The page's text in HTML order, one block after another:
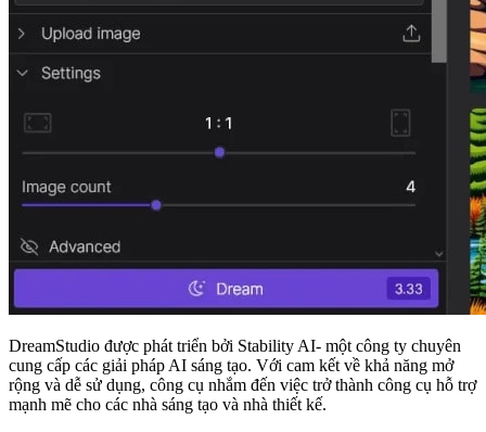
DreamStudio được phát triển bởi Stability AI- một công ty chuyên
cung cấp các giải pháp AI sáng tạo. Với cam kết về khả năng mở
rộng và dễ sử dụng, công cụ nhắm đến việc trở thành công cụ hỗ trợ
mạnh mẽ cho các nhà sáng tạo và nhà thiết kế.